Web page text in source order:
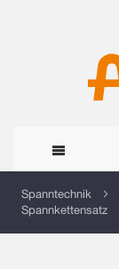
Direkt
Spanntechnik
Spannkettensatz